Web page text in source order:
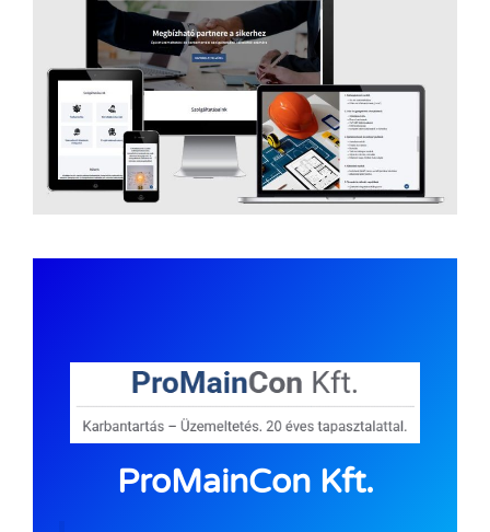
ProMainCon Kft.